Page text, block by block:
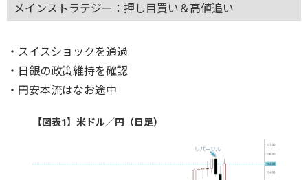
メインストラテジー：押し目買い＆高値追い
・スイスショックを通過
・日銀の政策維持を確認
・円安本流はなお途中
【図表1】米ドル／円（日足）